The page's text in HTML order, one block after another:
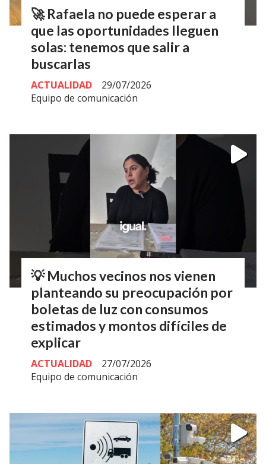
🚀 Rafaela no puede esperar a
que las oportunidades lleguen
solas: tenemos que salir a
buscarlas
Equipo de comunicación
ACTUALIDAD 29/07/2026
💡 Muchos vecinos nos vienen
planteando su preocupación por
boletas de luz con consumos
estimados y montos difíciles de
explicar
Equipo de comunicación
ACTUALIDAD 27/07/2026